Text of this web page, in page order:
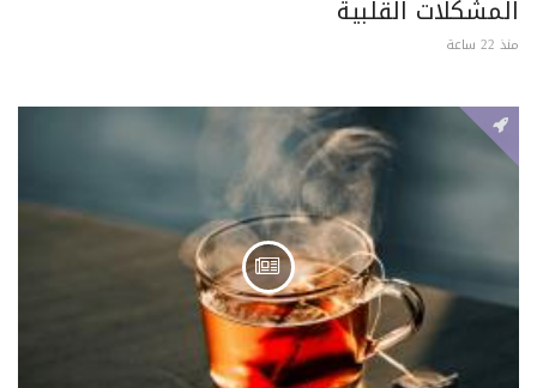
المشكلات القلبية
منذ 22 ساعة